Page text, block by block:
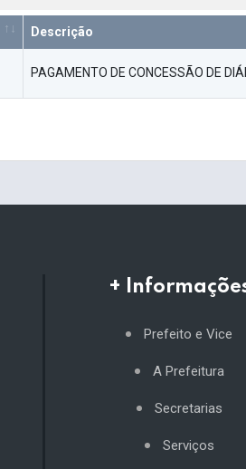
Descrição
PAGAMENTO DE CONCESSÃO DE
+
Prefeito e Vice
A Prefeitura
Secretarias
Serviços